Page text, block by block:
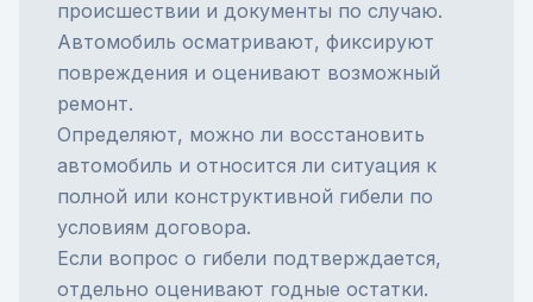
происшествии и документы по случаю.
Автомобиль осматривают, фиксируют
повреждения и оценивают возможный
ремонт.
Определяют, можно ли восстановить
автомобиль и относится ли ситуация к
полной или конструктивной гибели по
условиям договора.
Если вопрос о гибели подтверждается,
отдельно оценивают годные остатки.